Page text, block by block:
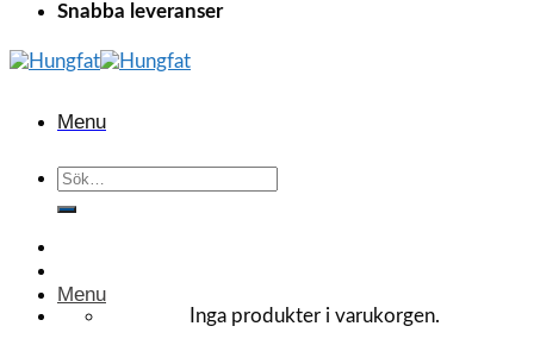
Snabba leveranser
Menu
Sök
Inga produkter i varukorgen.
Menu